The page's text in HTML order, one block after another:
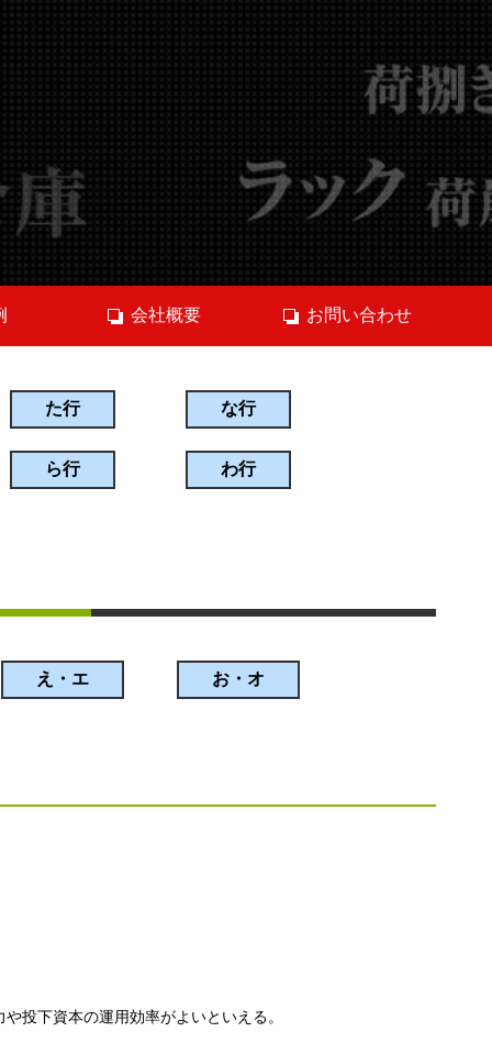
会社概要 お問い合わせ
た行 な行
ら行 わ行
え・エ お・オ
投下資本の運用効率がよいといえる。